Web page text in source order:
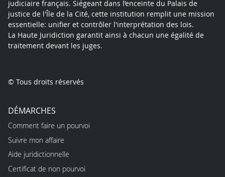
judiciaire français. Siégeant dans l’enceinte du Palais de
justice de l'Île de la Cité, cette institution remplit une mission
essentielle: unifier et contrôler l'interprétation des lois.
La Haute Juridiction garantit ainsi à chacun une égalité de
traitement devant les juges.
© Tous droits réservés
DÉMARCHES
Comment faire un pourvoi
Suivre mon affaire
Aide juridictionnelle
Certificat de non pourvoi